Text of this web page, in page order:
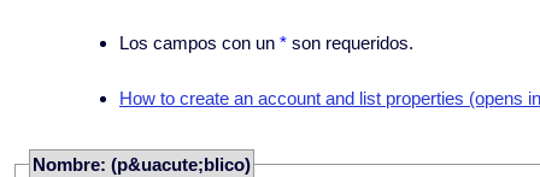
Los campos con un * son requeridos.
How to create an account and list properties (opens
Nombre: (p&uacute;blico)